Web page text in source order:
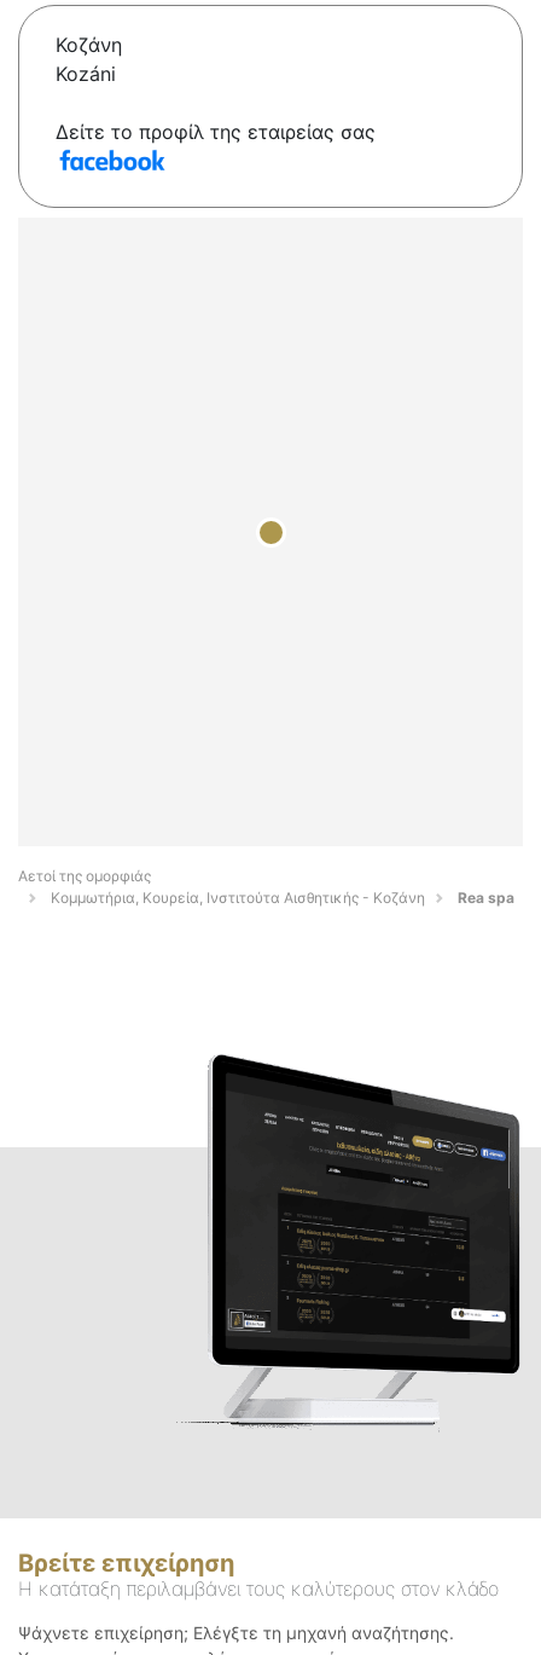
Κοζάνη
Kozáni
Δείτε το προφίλ της εταιρείας σας
Αετοί της ομορφιάς
Κομμωτήρια, Κουρεία, Ινστιτούτα Αισθητικής - Κοζάνη
Rea spa
Βρείτε επιχείρηση
Η κατάταξη περιλαμβάνει τους καλύτερους στον κλάδο
Ψάχνετε επιχείρηση; Ελέγξτε τη μηχανή αναζήτησης.